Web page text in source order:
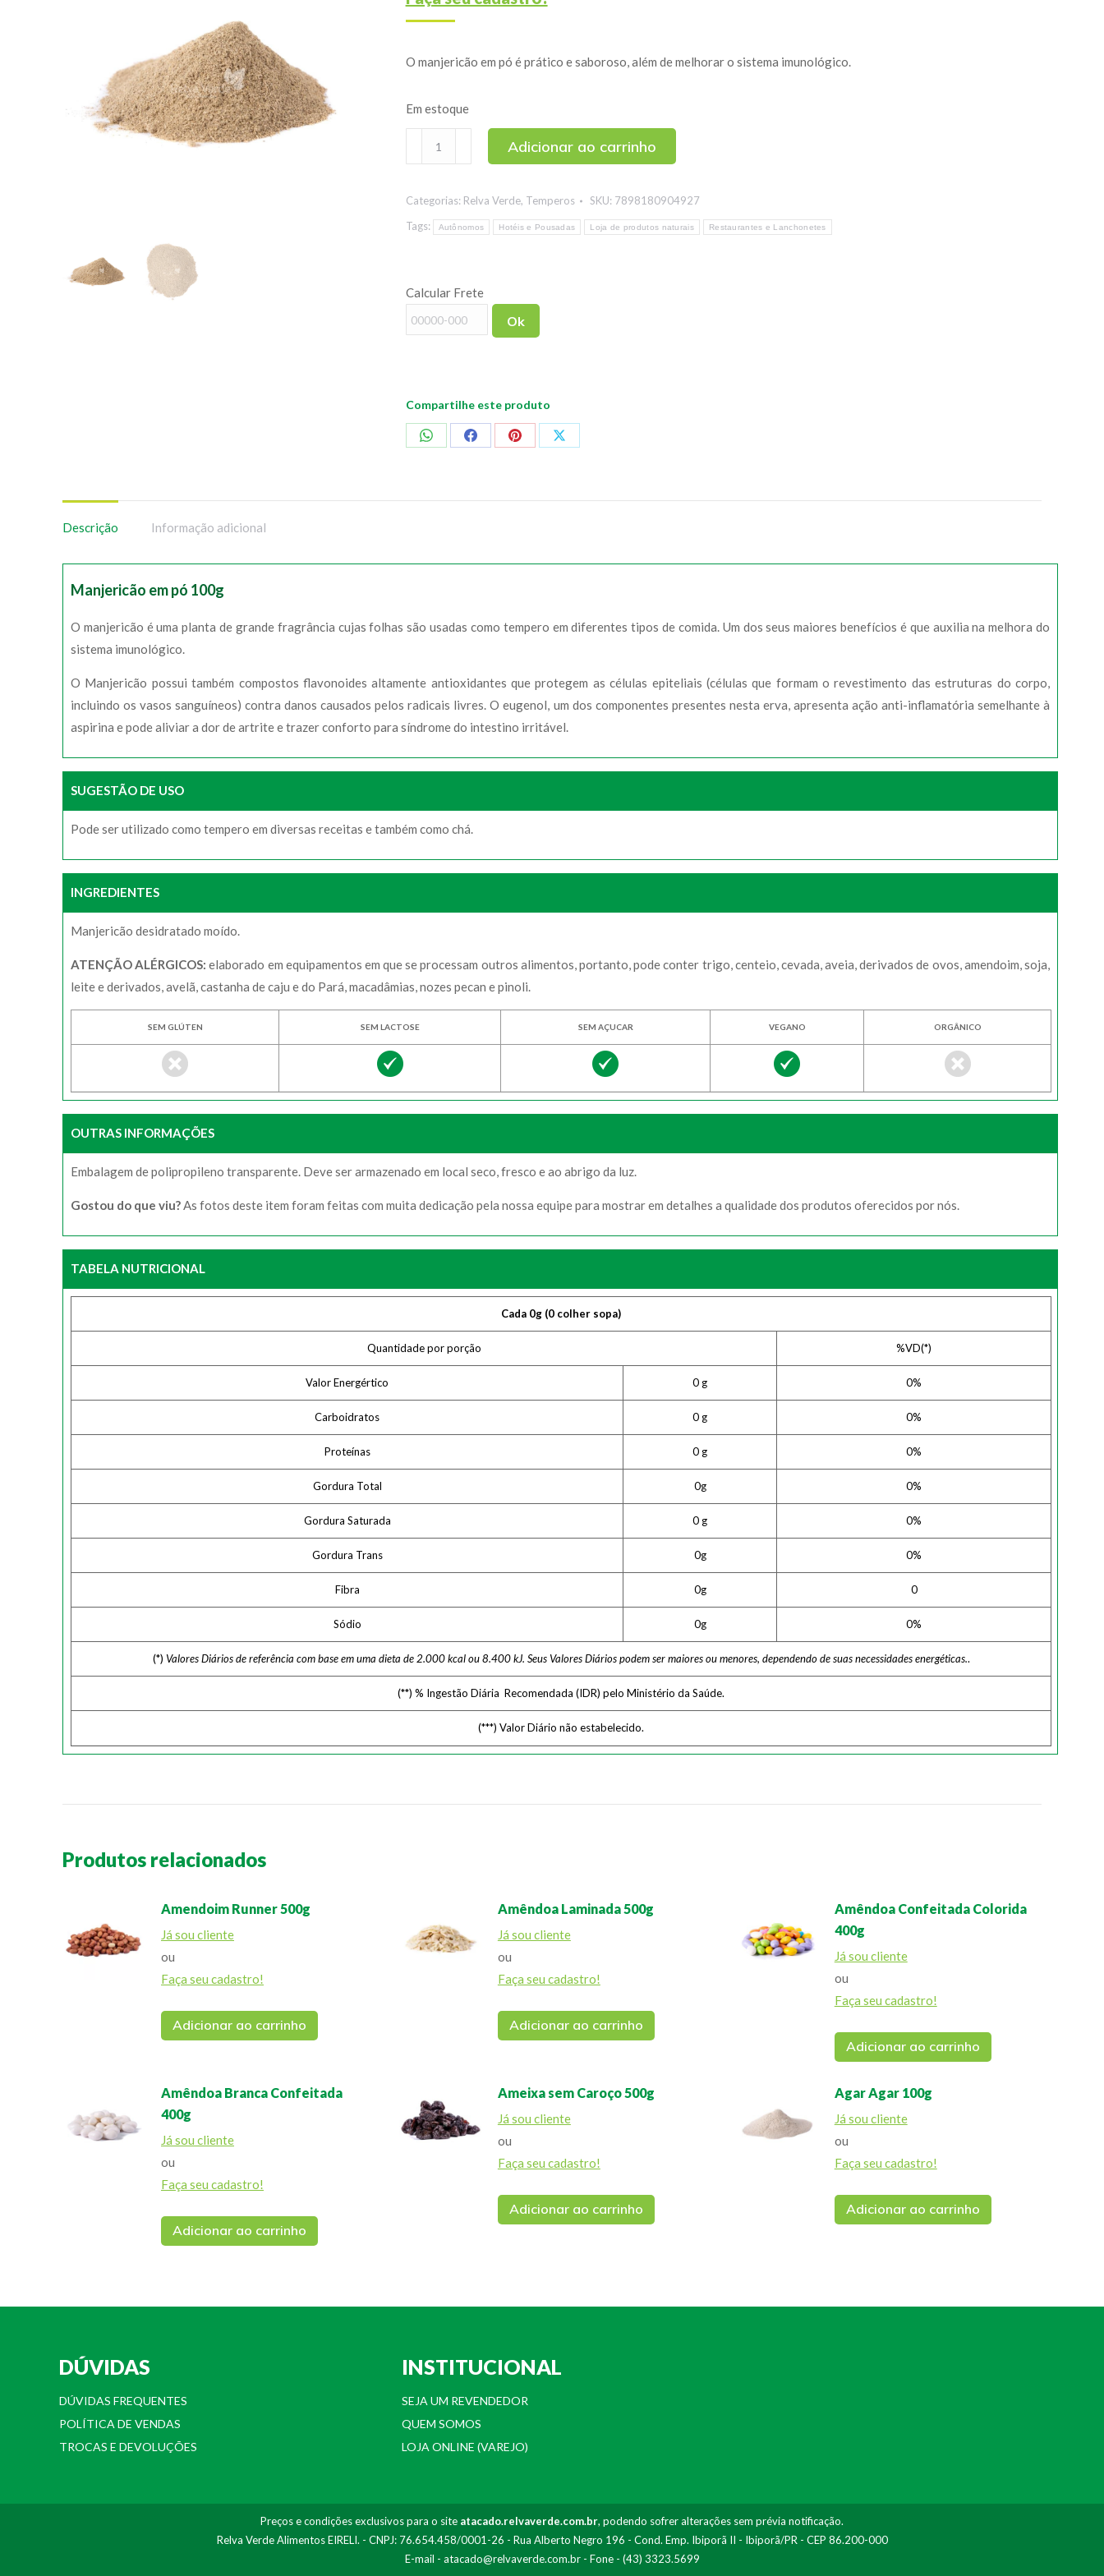
O manjericão em pó é prático e saboroso, além de melhorar o sistema imunológico.
Em estoque
em
100g
quantidade
Adicionar ao carrinho
Categorias: Relva Verde, Temperos SKU: 7898180904927
Tags:
Autônomos Hotéis e Pousadas Loja de produtos naturais Restaurantes e Lanchonetes
Calcular Frete
Ok
Compartilhe este produto
CompartilharCompartilharCompartilharCompartilhar
Descrição Informação adicional
Manjericão em pó 100g
O manjericão é uma planta de grande fragrância cujas folhas são usadas como tempero em diferentes tipos de comida. Um dos seus maiores benefícios é que auxilia na melhora do
sistema imunológico.
O Manjericão possui também compostos flavonoides altamente antioxidantes que protegem as células epiteliais (células que formam o revestimento das estruturas do corpo,
incluindo os vasos sanguíneos) contra danos causados pelos radicais livres. O eugenol, um dos componentes presentes nesta erva, apresenta ação anti-inflamatória semelhante à
aspirina e pode aliviar a dor de artrite e trazer conforto para síndrome do intestino irritável.
SUGESTÃO DE USO
Pode ser utilizado como tempero em diversas receitas e também como chá.
INGREDIENTES
Manjericão desidratado moído.
ATENÇÃO ALÉRGICOS:elaborado em equipamentos em que se processam outros alimentos, portanto, pode conter trigo, centeio, cevada, aveia, derivados de ovos, amendoim, soja,
leite e derivados, avelã, castanha de caju e do Pará, macadâmias, nozes pecan e pinoli.
SEM GLÚTEN SEM LACTOSE SEM AÇUCAR VEGANO ORGÂNICO
OUTRAS INFORMAÇÕES
Embalagem de polipropileno transparente. Deve ser armazenado em local seco, fresco e ao abrigo da luz.
Gostou do que viu?As fotos deste item foram feitas com muita dedicação pela nossa equipe para mostrar em detalhes a qualidade dos produtos oferecidos por nós.
TABELA NUTRICIONAL
Cada 0g (0 colher sopa)
Quantidade por porção %VD(*)
Valor Energértico 0 g 0%
Carboidratos 0 g 0%
Proteínas 0 g 0%
Gordura Total 0g 0%
Gordura Saturada 0 g 0%
Gordura Trans 0g 0%
Fibra 0g 0
Sódio 0g 0%
(*) Valores Diários de referência com base em uma dieta de 2.000 kcal ou 8.400 kJ. Seus Valores Diários podem ser maiores ou menores, dependendo de suas necessidades energéticas..
(**) % Ingestão Diária Recomendada (IDR) pelo Ministério da Saúde.
(***) Valor Diário não estabelecido.
Produtos relacionados
Amendoim Runner 500g
Já sou cliente
ou
Faça seu cadastro!
Adicionar ao carrinho
Amêndoa Laminada 500g
Já sou cliente
ou
Faça seu cadastro!
Adicionar ao carrinho
Amêndoa Confeitada Colorida
400g
Já sou cliente
ou
Faça seu cadastro!
Adicionar ao carrinho
Amêndoa Branca Confeitada
400g
Já sou cliente
ou
Faça seu cadastro!
Adicionar ao carrinho
Ameixa sem Caroço 500g
Já sou cliente
ou
Faça seu cadastro!
Adicionar ao carrinho
Agar Agar 100g
Já sou cliente
ou
Faça seu cadastro!
Adicionar ao carrinho
DÚVIDAS
DÚVIDAS FREQUENTES
POLÍTICA DE VENDAS
TROCAS E DEVOLUÇÕES
INSTITUCIONAL
SEJA UM REVENDEDOR
QUEM SOMOS
LOJA ONLINE (VAREJO)
Preços e condições exclusivos para o site atacado.relvaverde.com.br, podendo sofrer alterações sem prévia notificação.
Relva Verde Alimentos EIRELI. - CNPJ: 76.654.458/0001-26 - Rua Alberto Negro 196 - Cond. Emp. Ibiporã II - Ibiporã/PR - CEP 86.200-000
E-mail - atacado@relvaverde.com.br- Fone - (43) 3323.5699